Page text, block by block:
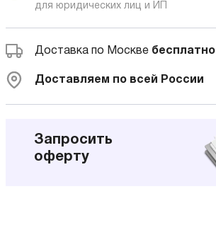
для юридических лиц и ИП
Доставка по Москве бесплатно
Доставляем по всей России
Запросить
оферту